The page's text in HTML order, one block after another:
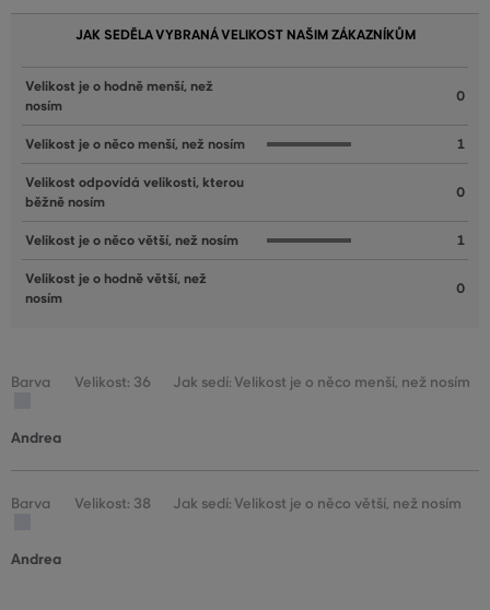
JAK SEDĚLA VYBRANÁ VELIKOST NAŠIM ZÁKAZNÍKŮM
Velikost je o hodně menší, než
nosím
0
Velikost je o něco menší, než nosím 1
Velikost odpovídá velikosti, kterou
běžně nosím
0
Velikost je o něco větší, než nosím 1
Velikost je o hodně větší, než
nosím
0
Barva Velikost: 36 Jak sedí: Velikost je o něco menší, než nosím
Andrea
Barva Velikost: 38 Jak sedí: Velikost je o něco větší, než nosím
Andrea